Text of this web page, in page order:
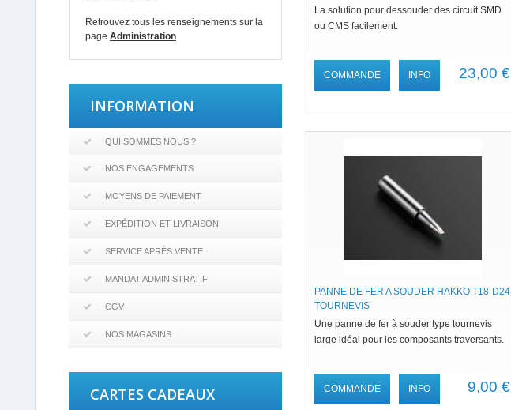
Retrouvez tous les renseignements sur la
page Administration
INFORMATION
QUI SOMMES NOUS ?
NOS ENGAGEMENTS
MOYENS DE PAIEMENT
EXPÉDITION ET LIVRAISON
SERVICE APRÈS VENTE
MANDAT ADMINISTRATIF
CGV
NOS MAGASINS
CARTES CADEAUX
La solution pour dessouder des circuit SMD
ou CMS facilement.
23,00 €
COMMANDE INFO
PANNE DE FER A SOUDER HAKKO T18-D24
TOURNEVIS
Une panne de fer à souder type tournevis
large idéal pour les composants traversants.
9,00 €
COMMANDE INFO